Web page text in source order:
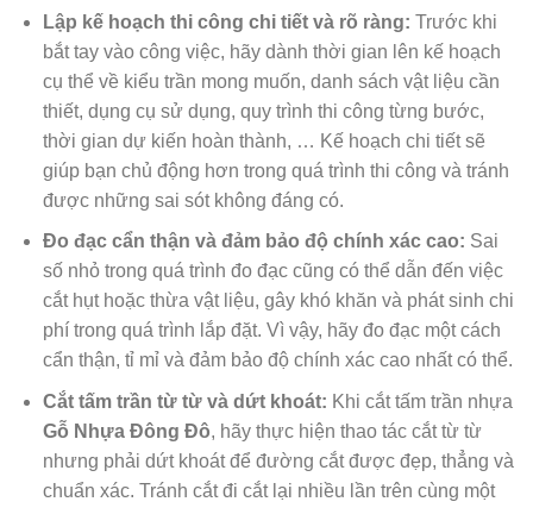
Lập kế hoạch thi công chi tiết và rõ ràng: Trước khi
bắt tay vào công việc, hãy dành thời gian lên kế hoạch
cụ thể về kiểu trần mong muốn, danh sách vật liệu cần
thiết, dụng cụ sử dụng, quy trình thi công từng bước,
thời gian dự kiến hoàn thành, … Kế hoạch chi tiết sẽ
giúp bạn chủ động hơn trong quá trình thi công và tránh
được những sai sót không đáng có.
Đo đạc cẩn thận và đảm bảo độ chính xác cao: Sai
số nhỏ trong quá trình đo đạc cũng có thể dẫn đến việc
cắt hụt hoặc thừa vật liệu, gây khó khăn và phát sinh chi
phí trong quá trình lắp đặt. Vì vậy, hãy đo đạc một cách
cẩn thận, tỉ mỉ và đảm bảo độ chính xác cao nhất có thể.
Cắt tấm trần từ từ và dứt khoát: Khi cắt tấm trần nhựa
Gỗ Nhựa Đông Đô, hãy thực hiện thao tác cắt từ từ
nhưng phải dứt khoát để đường cắt được đẹp, thẳng và
chuẩn xác. Tránh cắt đi cắt lại nhiều lần trên cùng một